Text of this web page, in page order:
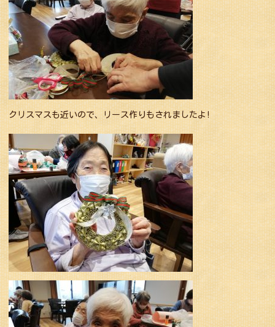
クリスマスも近いので、リース作りもされましたよ!